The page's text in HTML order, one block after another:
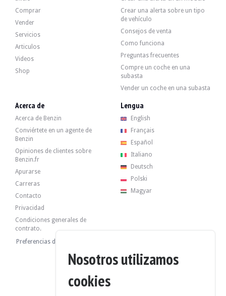
El coche tiene 4 llantas en muy buen estado (estilo BBS de panal), con
El vendedor es un particular residente en Barcelona, España, y acepta
El vendedor ha querido fijar un precio de reserva.
Galería
Comprar
Vender
Servicios
Articulos
Videos
Shop
Crear una alerta sobre un tipo
de vehículo
Consejos de venta
Como funciona
Preguntas frecuentes
Compre un coche en una
subasta
Vender un coche en una subasta
Acerca de
Acerca de Benzin
Conviértete en un agente de
Benzin
Opiniones de clientes sobre
Benzin.fr
Apurarse
Carreras
Contacto
Privacidad
Condiciones generales de
contrato.
Preferencias de cookies
Lengua
English
Français
Español
Italiano
Deutsch
Polski
Magyar
Nosotros utilizamos
cookies